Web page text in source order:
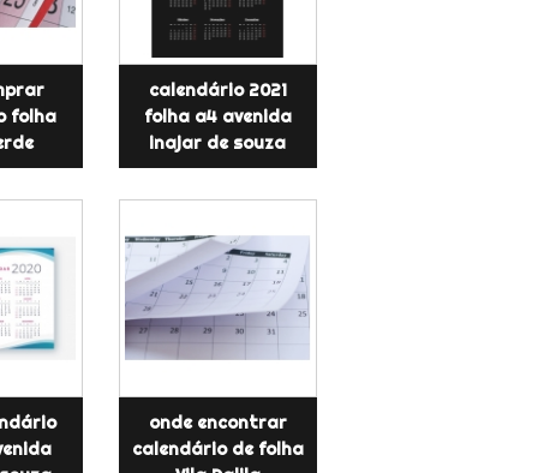
folha
calendário 2021
folha a4 avenida
inajar de souza
onde encontrar
calendário de folha